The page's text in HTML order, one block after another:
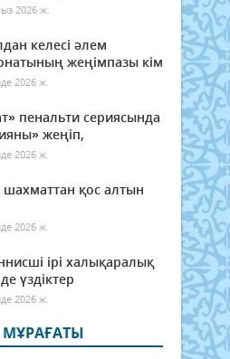
2026 ж.
келесі әлем
жеңімпазы кім
2026 ж.
пенальти сериясында
жеңіп,
2026 ж.
шахматтан қос алтын
2026 ж.
ірі халықаралық
үздіктер
2026 ж.